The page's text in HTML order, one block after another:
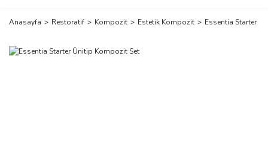
Anasayfa Restoratif Kompozit Estetik Kompozit Essentia Starter